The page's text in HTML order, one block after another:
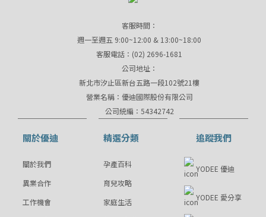
客服時間：
週一至週五 9:00~12:00 & 13:00~18:00
客服電話：(02) 2696-1681
公司地址：
新北市汐止區新台五路一段102號21樓
營業名稱：優迪國際股份有限公司
公司統編：54342742
關於優迪
關於我們
異業合作
工作機會
精選分類
孕產百科
育兒攻略
家庭生活
追蹤我們
YODEE 優迪
YODEE 愛分享